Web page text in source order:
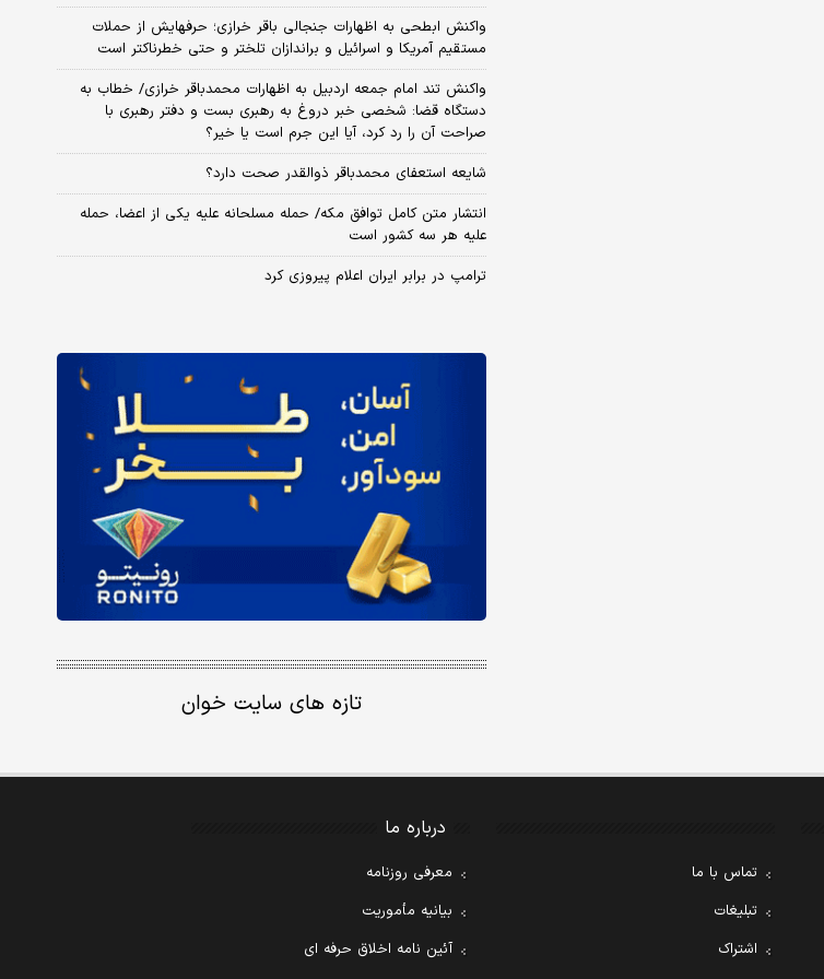
واکنش ابطحی به اظهارات جنجالی باقر خرازی؛ حرفهایش از حملات
مستقیم آمریکا و اسرائیل و براندازان تلختر و حتی خطرناکتر است
واکنش تند امام جمعه اردبیل به اظهارات محمدباقر خرازی/ خطاب به
دستگاه قضا: شخصی خبر دروغ به رهبری بست و دفتر رهبری با
صراحت آن را رد کرد، آیا این جرم است یا خیر؟
شایعه استعفای محمدباقر ذوالقدر صحت دارد؟
انتشار متن کامل توافق مکه/ حمله مسلحانه علیه یکی از اعضا، حمله
علیه هر سه کشور است
ترامپ در برابر ایران اعلام پیروزی کرد
تازه های سایت خوان
تماس با ما
تبلیغات
اشتراک
درباره ما
معرفی روزنامه
بیانیه مأموریت
آئین نامه اخلاق حرفه ای